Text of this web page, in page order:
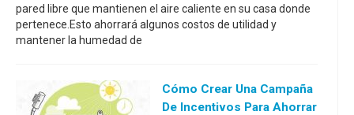
pared libre que mantienen el aire caliente en su casa donde
pertenece.Esto ahorrará algunos costos de utilidad y
mantener la humedad de
Cómo Crear Una Campaña
De Incentivos Para Ahorrar